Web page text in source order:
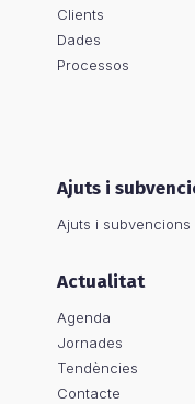
Clients
Dades
Processos
Ajuts i
Ajuts i subvencions
Actualitat
Agenda
Jornades
Tendències
Contacte